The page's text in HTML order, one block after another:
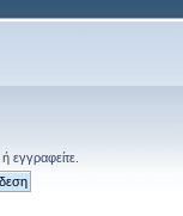
ή εγγραφείτε